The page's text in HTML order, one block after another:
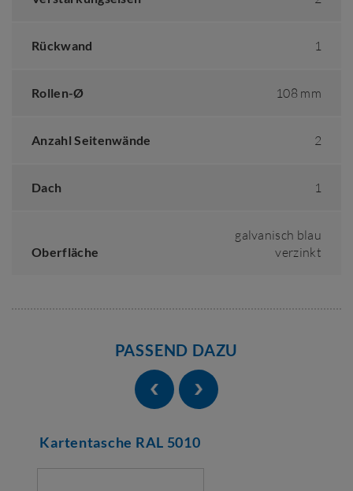
Rückwand 1
Rollen-Ø 108 mm
Anzahl Seitenwände 2
Dach 1
Oberfläche
galvanisch blau
verzinkt
PASSEND DAZU
Kartentasche RAL 5010